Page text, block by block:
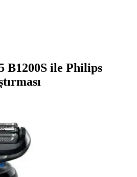
B1200S ile Philips